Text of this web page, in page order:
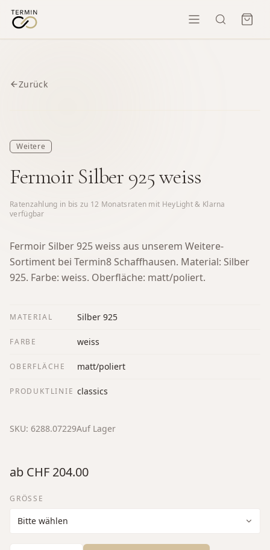
Zurück
Weitere
Fermoir Silber 925 weiss
Ratenzahlung in bis zu 12 Monatsraten mit HeyLight & Klarna
verfügbar
Fermoir Silber 925 weiss aus unserem Weitere-
Sortiment bei Termin8 Schaffhausen. Material: Silber
925. Farbe: weiss. Oberfläche: matt/poliert.
MATERIAL Silber 925
FARBE weiss
OBERFLÄCHE matt/poliert
PRODUKTLINIE classics
SKU: 6288.07229Auf Lager
ab CHF 204.00
GRÖSSE